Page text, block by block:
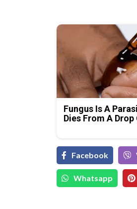
Fungus Is A
Dies From A Drop
Facebook
Whatsapp